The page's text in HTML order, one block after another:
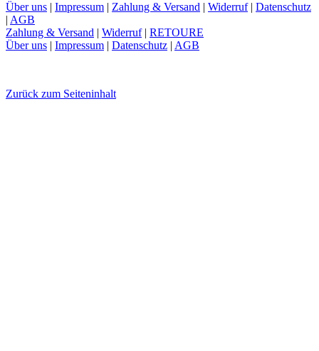
Über uns | Impressum | Zahlung & Versand | Widerruf| Datenschutz
| AGB
Zahlung & Versand | Widerruf | RETOURE
Über uns | Impressum | Datenschutz | AGB
Zurück zum Seiteninhalt